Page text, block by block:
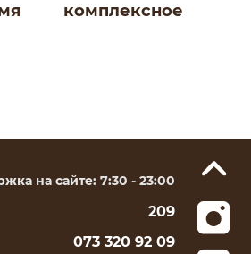
комплексное
на сайте: 7:30 - 23:00
209
073 320 92 09